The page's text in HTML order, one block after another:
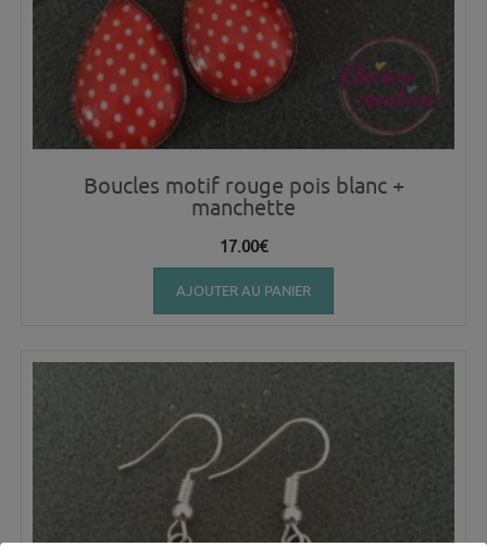
Boucles motif rouge pois blanc +
manchette
17.00€
AJOUTER AU PANIER